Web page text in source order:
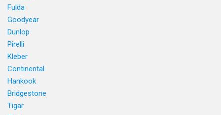
Fulda
Goodyear
Dunlop
Pirelli
Kleber
Continental
Hankook
Bridgestone
Tigar